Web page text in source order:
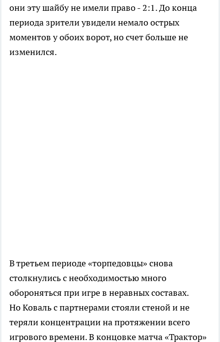
они эту шайбу не имели право - 2:1. До конца
периода зрители увидели немало острых
моментов у обоих ворот, но счет больше не
изменился.
В третьем периоде «торпедовцы» снова
столкнулись с необходимостью много
обороняться при игре в неравных составах.
Но Коваль с партнерами стояли стеной и не
теряли концентрации на протяжении всего
игрового времени. В концовке матча «Трактор»